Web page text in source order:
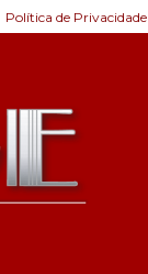
Política de Privacidade